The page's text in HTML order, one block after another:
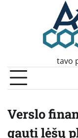
tavo
Verslo
gauti lėšų